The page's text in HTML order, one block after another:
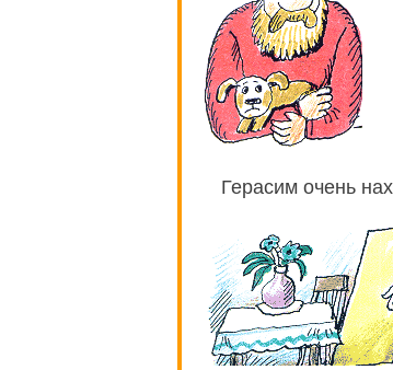
Герасим очень